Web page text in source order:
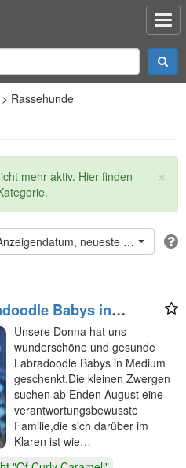
Rassehunde
×
mehr aktiv. Hier finden
neueste oben
Babys in
Unsere Donna hat uns
wunderschöne und gesunde
Labradoodle Babys in Medium
geschenkt.Die kleinen Zwergen
suchen ab Enden August eine
verantwortungsbewusste
Familie,die sich darüber im
Klaren ist wie…